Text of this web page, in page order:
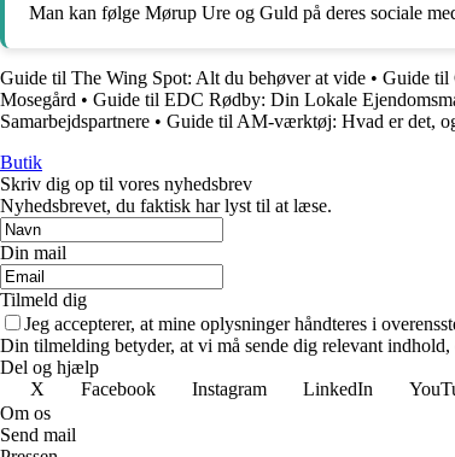
Man kan følge Mørup Ure og Guld på deres sociale
Guide til The Wing Spot: Alt du behøver at vide • Guide til
Mosegård • Guide til EDC Rødby: Din Lokale
Samarbejdspartnere • Guide til AM-værktøj: Hvad er det,
Butik
Skriv dig op til vores nyhedsbrev
Nyhedsbrevet, du faktisk har lyst til at læse.
Din mail
Tilmeld dig
Jeg accepterer, at mine oplysninger håndteres i
Din tilmelding betyder, at vi må sende dig relevant
Del og hjælp
X
Facebook Instagram LinkedIn
Om os
Send mail